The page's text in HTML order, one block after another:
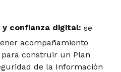
y confianza digital: se
acompañamiento
para construir un Plan
de la Información